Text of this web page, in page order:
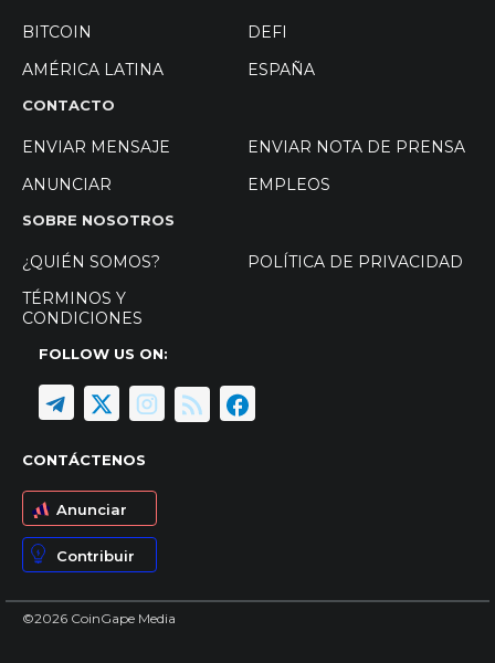
BITCOIN
DEFI
AMÉRICA LATINA
ESPAÑA
CONTACTO
ENVIAR MENSAJE
ENVIAR NOTA DE PRENSA
ANUNCIAR
EMPLEOS
SOBRE NOSOTROS
¿QUIÉN SOMOS?
POLÍTICA DE PRIVACIDAD
TÉRMINOS Y
CONDICIONES
FOLLOW US ON:
CONTÁCTENOS
Anunciar
Contribuir
©2026 CoinGape Media